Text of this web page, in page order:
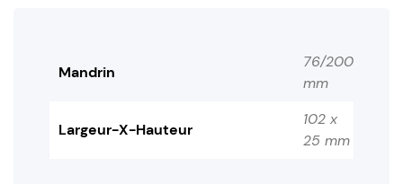
Mandrin
76/200
mm
Largeur-X-Hauteur
102 x
25 mm